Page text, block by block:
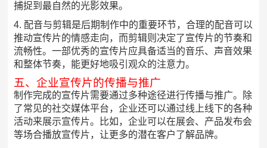
捕捉到最自然的光影效果。
4. 配音与剪辑是后期制作中的重要环节，合理的配音可以
推动宣传片的情感走向，而剪辑则决定了宣传片的节奏和
流畅性。一部优秀的宣传片应具备适当的音乐、声音效果
和整体节奏，能更好地吸引观众的注意力。
五、企业宣传片的传播与推广
制作完成的宣传片需要通过多种途径进行传播与推广。除
了常见的社交媒体平台，企业还可以通过线上线下的各种
活动来展示宣传片。比如，企业可以在展会、产品发布会
等场合播放宣传片，让更多的潜在客户了解品牌。